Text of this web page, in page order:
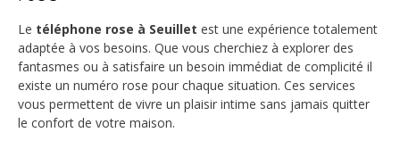
Le téléphone rose à Seuillet est une expérience totalement
adaptée à vos besoins. Que vous cherchiez à explorer des
fantasmes ou à satisfaire un besoin immédiat de complicité il
existe un numéro rose pour chaque situation. Ces services
vous permettent de vivre un plaisir intime sans jamais quitter
le confort de votre maison.